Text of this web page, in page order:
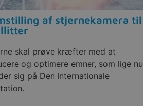
af stjernekamera til
skal prøve kræfter med at
og optimere emner, som lige nu
sig på Den Internationale